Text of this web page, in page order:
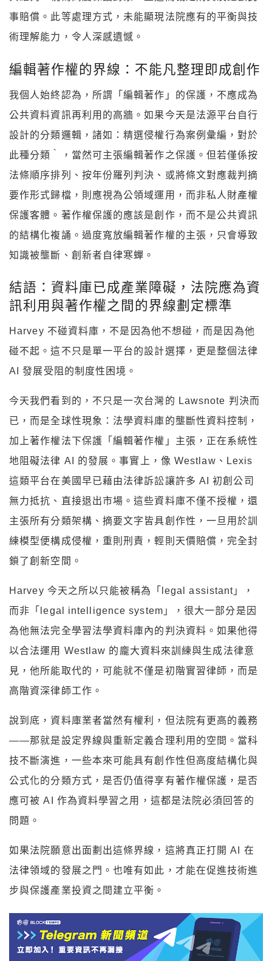
事賠償。此等處理方式，未能顯現法院應有的平衡與技
術理解能力，令人深感遺憾。
編輯著作權的界線：不能凡整理即成創作
我個人始終認為，所謂「編輯著作」的保護，不應成為
公共資料資訊再利用的高牆。如果今天是法源平台自行
設計的分類邏輯，諸如：精選侵權行為案例彙編，對於
此種分類‵，當然可主張編輯著作之保護。但若僅係按
法條順序排列、按年份羅列判決、或將條文對應裁判摘
要作形式歸檔，則應視為公領域運用，而非私人財產權
保護客體。著作權保護的應該是創作，而不是公共資訊
的結構化複誦。過度寬放編輯著作權的主張，只會導致
知識被壟斷、創新者自律寒蟬。
結語：資料庫已成產業障礙，法院應為資
訊利用與著作權之間的界線劃定標準
Harvey 不碰資料庫，不是因為他不想碰，而是因為他
碰不起。這不只是單一平台的設計選擇，更是整個法律
AI 發展受阻的制度性困境。
今天我們看到的，不只是一次台灣的 Lawsnote 判決而
已，而是全球性現象：法學資料庫的壟斷性資料控制，
加上著作權法下保護「編輯著作權」主張，正在系統性
地阻礙法律 AI 的發展。事實上，像 Westlaw、Lexis
這類平台在美國早已藉由法律訴訟讓許多 AI 初創公司
無力抵抗、直接退出市場。這些資料庫不僅不授權，還
主張所有分類架構、摘要文字皆具創作性，一旦用於訓
練模型便構成侵權，重則刑責，輕則天價賠償，完全封
鎖了創新空間。
Harvey 今天之所以只能被稱為「legal assistant」，
而非「legal intelligence system」，很大一部分是因
為他無法完全學習法學資料庫內的判決資料。如果他得
以合法運用 Westlaw 的龐大資料來訓練與生成法律意
見，他所能取代的，可能就不僅是初階實習律師，而是
高階資深律師工作。
說到底，資料庫業者當然有權利，但法院有更高的義務
——那就是設定界線與重新定義合理利用的空間。當科
技不斷演進，一些本來可能具有創作性但高度結構化與
公式化的分類方式，是否仍值得享有著作權保護，是否
應可被 AI 作為資料學習之用，這都是法院必須回答的
問題。
如果法院願意出面劃出這條界線，這將真正打開 AI 在
法律領域的發展之門。也唯有如此，才能在促進技術進
步與保護產業投資之間建立平衡。